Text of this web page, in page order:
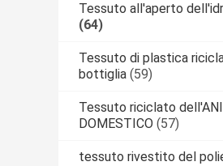
Tessuto all'aperto
(64)
Tessuto di plastica
bottiglia (59)
Tessuto riciclato
DOMESTICO (57)
tessuto rivestito del